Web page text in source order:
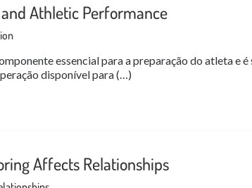
Athletic Performance
essencial para a preparação do atleta e é
disponível para (…)
Affects Relationships